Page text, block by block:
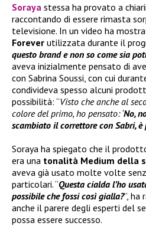
Soraya stessa ha provato a
raccontando di essere rimasta
televisione. In un video ha
Forever utilizzata durante il
questo brand e non so come sia
aveva inizialmente pensato di
con Sabrina Soussi, con cui
condivideva spesso alcuni
possibilità: “Visto che anche al
colore del primo, ho pensato: ‘No,
scambiato il correttore con Sabri,
Soraya ha spiegato che il
era una tonalità Medium della
aveva già usato molte volte
particolari. “Questa cialda l’ho
possibile che fossi così gialla?”, ha
anche il parere degli esperti del
possa essere successo.